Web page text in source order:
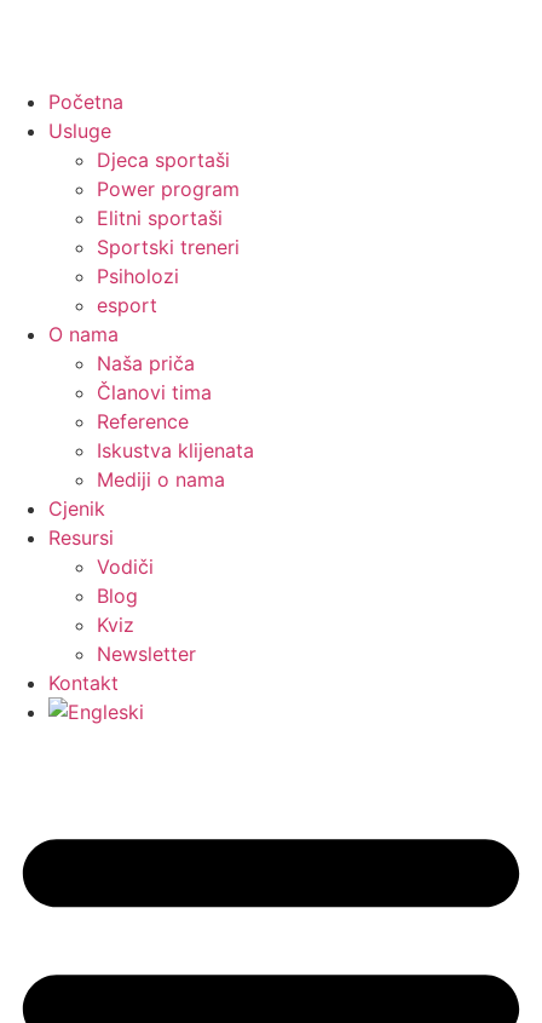
Početna
Usluge
Djeca sportaši
Power program
Elitni sportaši
Sportski treneri
Psiholozi
esport
O nama
Naša priča
Članovi tima
Reference
Iskustva klijenata
Mediji o nama
Cjenik
Resursi
Vodiči
Blog
Kviz
Newsletter
Kontakt